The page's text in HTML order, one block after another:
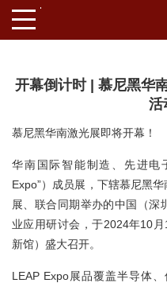
开幕倒计时 | 慕尼黑华
活
慕尼黑华南激光展即将开幕！
华南国际智能制造、先进电
Expo”）成员展，下辖慕尼黑
展、联合同期举办的中国（深
业应用研讨会，于2024年10
新馆）盛大召开。
LEAP Expo展品覆盖半导体